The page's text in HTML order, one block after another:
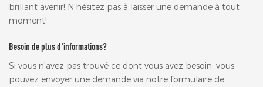
brillant avenir! N'hésitez pas à laisser une demande à tout
moment!
Besoin de plus d'informations?
Si vous n'avez pas trouvé ce dont vous avez besoin, vous
pouvez envoyer une demande via notre formulaire de